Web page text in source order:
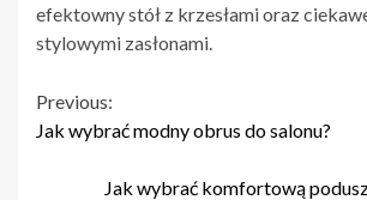
efektowny stół z krzesłami oraz
stylowymi zasłonami.
Continue
Reading
Previous:
Jak wybrać modny obrus do salonu?
Jak wybrać komfortową